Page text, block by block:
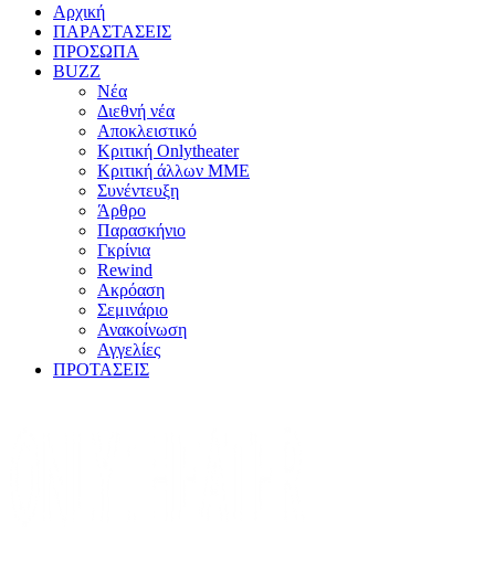
Αρχική
ΠΑΡΑΣΤΑΣΕΙΣ
ΠΡΟΣΩΠΑ
BUZZ
Νέα
Διεθνή νέα
Αποκλειστικό
Κριτική Onlytheater
Κριτική άλλων ΜΜΕ
Συνέντευξη
Άρθρο
Παρασκήνιο
Γκρίνια
Rewind
Ακρόαση
Σεμινάριο
Ανακοίνωση
Αγγελίες
ΠΡΟΤΑΣΕΙΣ